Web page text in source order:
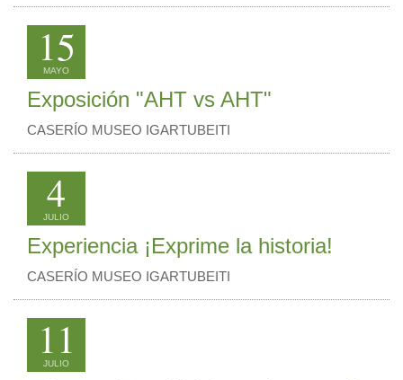
15
MAYO
Exposición "AHT vs AHT"
CASERÍO MUSEO IGARTUBEITI
4
JULIO
Experiencia ¡Exprime la historia!
CASERÍO MUSEO IGARTUBEITI
11
JULIO